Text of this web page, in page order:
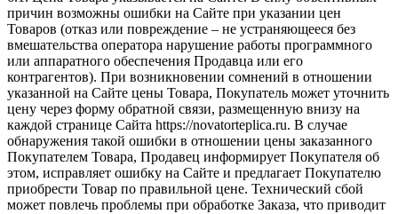
причин возможны ошибки на Сайте при указании цен
Товаров (отказ или повреждение – не устраняющееся без
вмешательства оператора нарушение работы программного
или аппаратного обеспечения Продавца или его
контрагентов). При возникновении сомнений в отношении
указанной на Сайте цены Товара, Покупатель может уточнить
цену через форму обратной связи, размещенную внизу на
каждой странице Сайта https://novatorteplica.ru. В случае
обнаружения такой ошибки в отношении цены заказанного
Покупателем Товара, Продавец информирует Покупателя об
этом, исправляет ошибку на Сайте и предлагает Покупателю
приобрести Товар по правильной цене. Технический сбой
может повлечь проблемы при обработке Заказа, что приводит